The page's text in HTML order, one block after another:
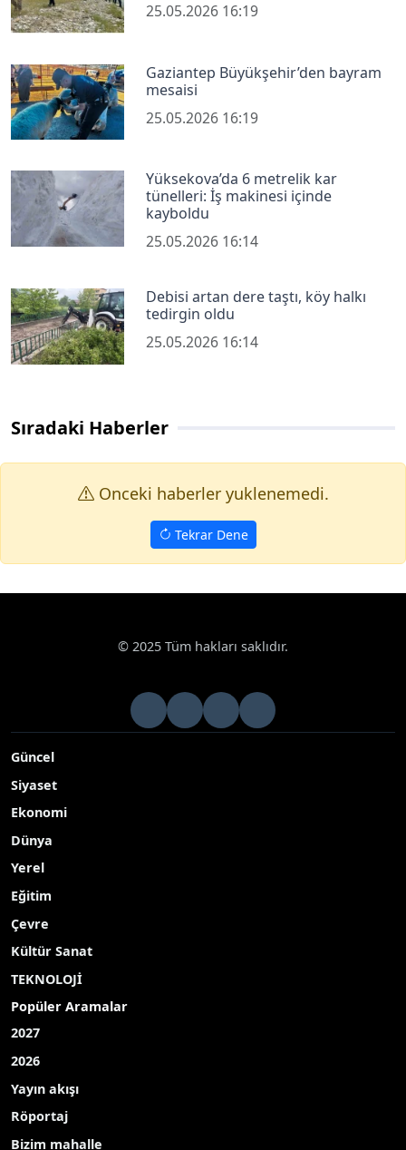
25.05.2026 16:19
Gaziantep Büyükşehir’den bayram
mesaisi
25.05.2026 16:19
Yüksekova’da 6 metrelik kar
tünelleri: İş makinesi içinde
kayboldu
25.05.2026 16:14
Debisi artan dere taştı, köy halkı
tedirgin oldu
25.05.2026 16:14
Sıradaki Haberler
Onceki haberler yuklenemedi.
Tekrar Dene
© 2025 Tüm hakları saklıdır.
Güncel
Siyaset
Ekonomi
Dünya
Yerel
Eğitim
Çevre
Kültür Sanat
TEKNOLOJİ
Popüler Aramalar
2027
2026
Yayın akışı
Röportaj
Bizim mahalle